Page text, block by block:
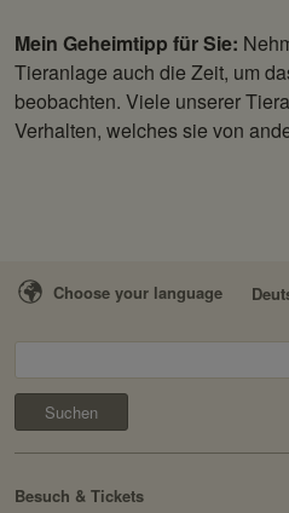
Mein Geheimtipp für Sie:
Tieranlage auch die Zeit, um
beobachten. Viele unserer
Verhalten, welches sie von
Choose your language
Besuch & Tickets